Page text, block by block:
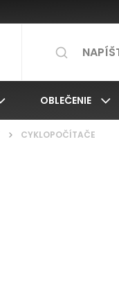
OBLEČENIE
/ CYKLOPOČÍTAČE